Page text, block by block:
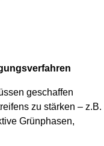
geschaffen
zu stärken – z.B.
Grünphasen,